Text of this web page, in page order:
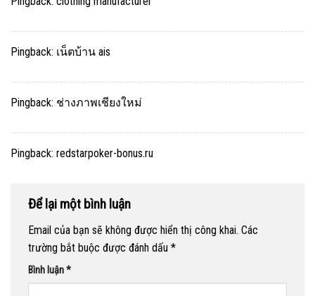
Pingback: เน็ตบ้าน ais
Pingback: ช่างภาพเชียงใหม่
Pingback: redstarpoker-bonus.ru
Để lại một bình luận
Email của bạn sẽ không được hiển thị công khai. Các
trường bắt buộc được đánh dấu *
Bình luận*